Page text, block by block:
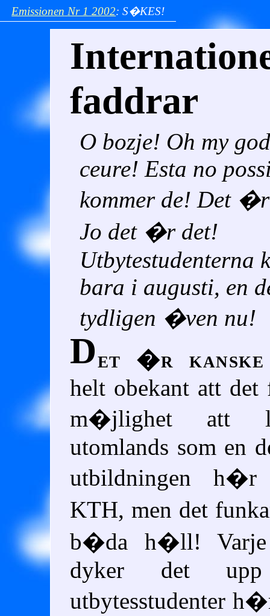
Emissionen Nr 1 2002:S�KES!
faddrar
O bozje! Oh my
ceure! Esta no
kommer de! Det
Jo det �r det!
Utbytestudenterna
bara i augusti, en
tydligen �ven nu!
Det �r kanske
helt obekant att det
m�jlighet att
utomlands som en
utbildningen
KTH, men det
b�da h�ll!
dyker det
utbytesstudenter